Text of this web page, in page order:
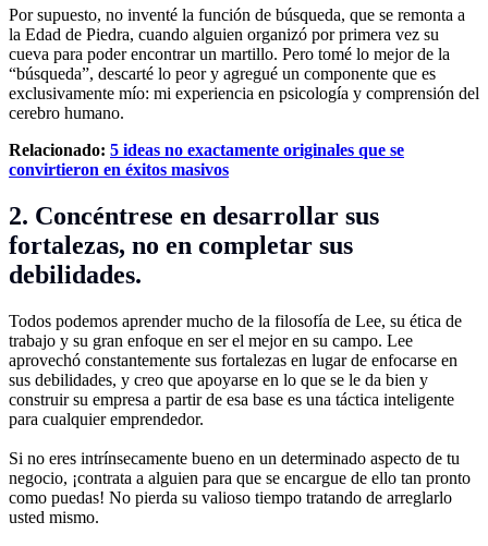
Por supuesto, no inventé la función de búsqueda, que se remonta a
la Edad de Piedra, cuando alguien organizó por primera vez su
cueva para poder encontrar un martillo. Pero tomé lo mejor de la
“búsqueda”, descarté lo peor y agregué un componente que es
exclusivamente mío: mi experiencia en psicología y comprensión del
cerebro humano.
Relacionado: 5 ideas no exactamente originales que se
convirtieron en éxitos masivos
2. Concéntrese en desarrollar sus
fortalezas, no en completar sus
debilidades.
Todos podemos aprender mucho de la filosofía de Lee, su ética de
trabajo y su gran enfoque en ser el mejor en su campo. Lee
aprovechó constantemente sus fortalezas en lugar de enfocarse en
sus debilidades, y creo que apoyarse en lo que se le da bien y
construir su empresa a partir de esa base es una táctica inteligente
para cualquier emprendedor.
Si no eres intrínsecamente bueno en un determinado aspecto de tu
negocio, ¡contrata a alguien para que se encargue de ello tan pronto
como puedas! No pierda su valioso tiempo tratando de arreglarlo
usted mismo.